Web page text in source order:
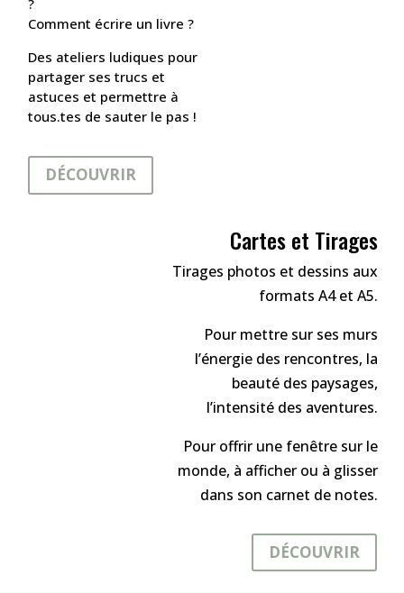
?
Comment écrire un livre ?
Des ateliers ludiques pour
partager ses trucs et
astuces et permettre à
tous.tes de sauter le pas !
DÉCOUVRIR
Cartes et Tirages
Tirages photos et dessins aux
formats A4 et A5.
Pour mettre sur ses murs
l’énergie des rencontres, la
beauté des paysages,
l’intensité des aventures.
Pour offrir une fenêtre sur le
monde, à afficher ou à glisser
dans son carnet de notes.
DÉCOUVRIR